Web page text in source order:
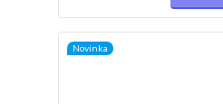
Novinka